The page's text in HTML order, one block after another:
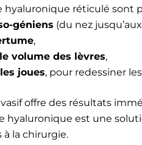
hyaluronique réticulé
géniens (du nez
,
volume des lèvres,
joues, pour redessiner
offre des résultats
hyaluronique est une
à la chirurgie.